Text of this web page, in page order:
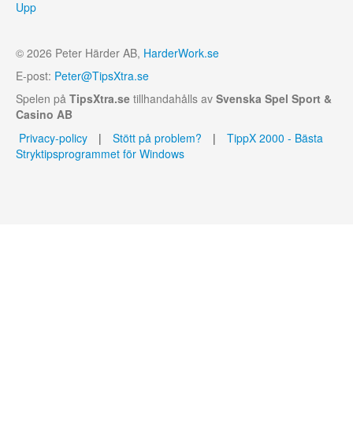
Upp
© 2026 Peter Härder AB, HarderWork.se
E-post: Peter@TipsXtra.se
Spelen på TipsXtra.se tillhandahålls av Svenska Spel Sport &
Casino AB
Privacy-policy
| Stött på problem? |
TippX 2000 - Bästa
Stryktipsprogrammet för Windows